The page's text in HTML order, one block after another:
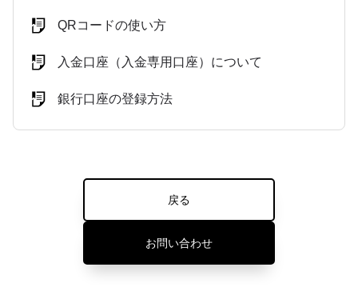
QRコードの使い方
入金口座（入金専用口座）について
銀行口座の登録方法
戻る
お問い合わせ